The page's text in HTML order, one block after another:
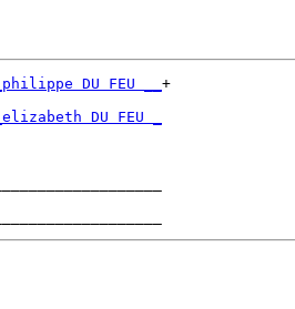
_philippe DU FEU __ +
_elizabeth DU FEU _